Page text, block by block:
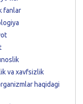
fanlar
va xavfsizlik
haqidagi